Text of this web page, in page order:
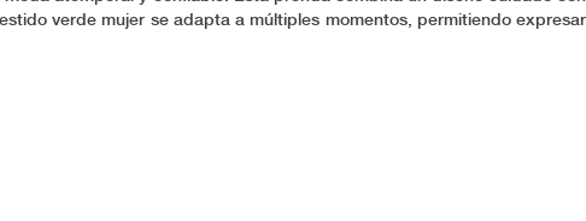
verde mujer se adapta a múltiples momentos, permitiendo expresar
hecho para sentirte segura y protagonista de tu propio estilo en un